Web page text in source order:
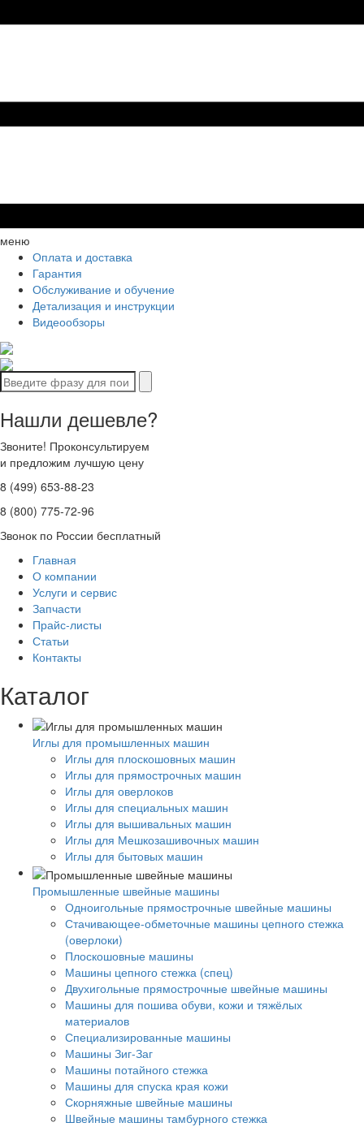
меню
Оплата и доставка
Гарантия
Обслуживание и обучение
Детализация и инструкции
Видеообзоры
Нашли дешевле?
Звоните! Проконсультируем
и предложим лучшую цену
8 (499) 653-88-23
8 (800) 775-72-96
Звонок по России бесплатный
Главная
О компании
Услуги и сервис
Запчасти
Прайс-листы
Статьи
Контакты
Каталог
Иглы для промышленных машин
Иглы для плоскошовных машин
Иглы для прямострочных машин
Иглы для оверлоков
Иглы для специальных машин
Иглы для вышивальных машин
Иглы для Мешкозашивочных машин
Иглы для бытовых машин
Промышленные швейные машины
Одноигольные прямострочные швейные машины
Стачивающее-обметочные машины цепного стежка
(оверлоки)
Плоскошовные машины
Машины цепного стежка (спец)
Двухигольные прямострочные швейные машины
Машины для пошива обуви, кожи и тяжёлых
материалов
Специализированные машины
Машины Зиг-Заг
Машины потайного стежка
Машины для спуска края кожи
Скорняжные швейные машины
Швейные машины тамбурного стежка